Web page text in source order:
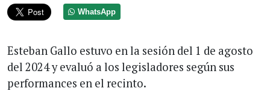
WhatsApp
Esteban Gallo estuvo en la sesión del 1 de agosto
del 2024 y evaluó a los legisladores según sus
performances en el recinto.